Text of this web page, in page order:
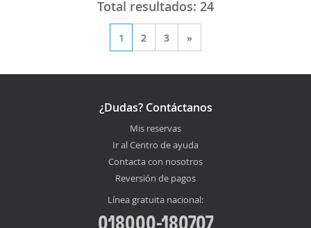
Total resultados: 24
1 2 3 »
¿Dudas? Contáctanos
Mis reservas
Ir al Centro de ayuda
Contacta con nosotros
Reversión de pagos
Línea gratuita nacional:
018000-180707